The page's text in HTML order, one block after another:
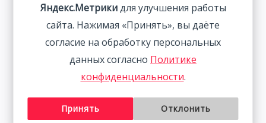
Audi A3L 1.4L 150HP 2WD
Volkswagen Lamando 1.4T
2 313 800₽
Яндекс.Метрикидля улучшения работы
сайта. Нажимая «Принять», вы даёте
согласие на обработку персональных
данных согласно Политике
конфиденциальности.
Принять Отклонить